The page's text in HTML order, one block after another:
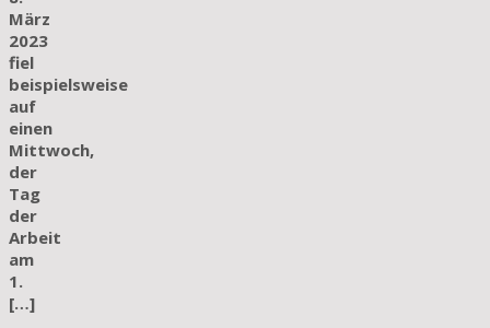
März
2023
fiel
beispielsweise
auf
einen
Mittwoch,
der
Tag
der
Arbeit
am
1.
[…]